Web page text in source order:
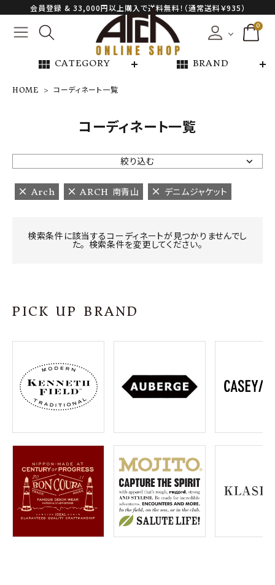
会員登録 & 33,000円以上購入で送料無料！（通常送料￥935）
0
view_module CATEGORY view_module BRAND
NEW ARRIVAL
ARCH EXCLUSIVE
BRAND
INFORMATION
ご利用ガイド
プライバシーポリシー
特定商取引法について
お問い合わせ
OFFICIAL WEB SITE
ACCOUNT MENU
ようこそ ゲスト 様
meeting_room ログイン 会員登録
HOME コーディネート一覧
コーディネート一覧
絞り込む
Arch ARCH 南青山 デニムジャケット
検索条件に該当するコーディネートが見つかりませんでし
た。 検索条件を変更してください。
PICK UP BRAND